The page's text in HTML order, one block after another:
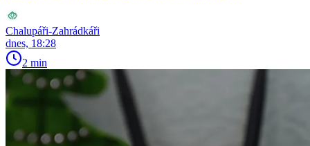
Chalupáři-Zahrádkáři
dnes, 18:28
2 min